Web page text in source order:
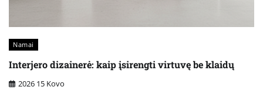
Namai
Interjero dizainerė: kaip įsirengti virtuvę be klaidų
2026 15 Kovo